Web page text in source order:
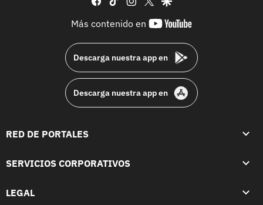
Más contenido en
youtube-
Descarga nuestra app en
Descarga nuestra app en
RED DE PORTALES
SERVICIOS CORPORATIVOS
LEGAL